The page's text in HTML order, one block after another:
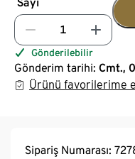
Gönderilebilir
Gönderim tarihi: Cmt.,
Ürünü favorilerime
Sipariş Numarası: